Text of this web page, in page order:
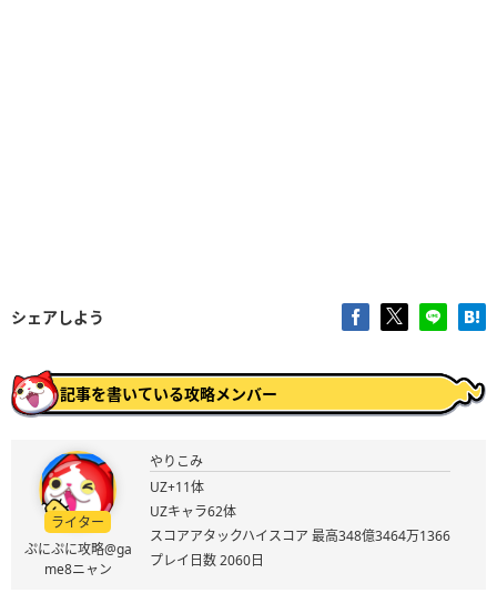
シェアしよう
記事を書いている攻略メンバー
ライター
ぷにぷに攻略@ga
me8ニャン
やりこみ
UZ+11体
UZキャラ62体
スコアアタックハイスコア 最高348億3464万1366
プレイ日数 2060日